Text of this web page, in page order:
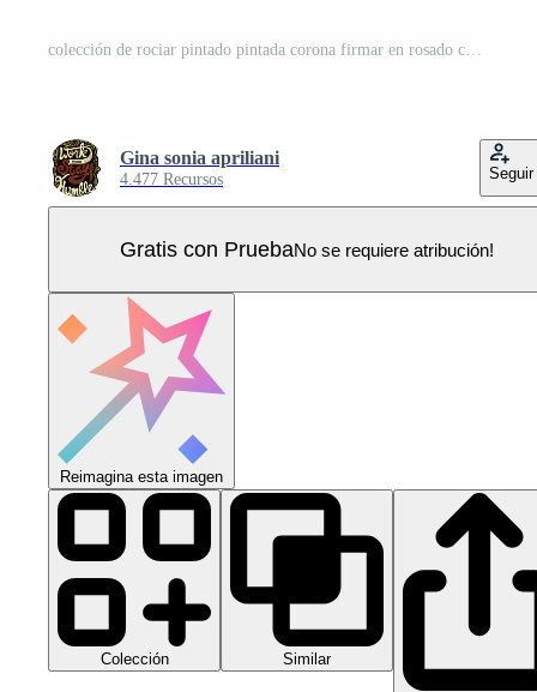
colección de rociar pintado pintada corona firmar en rosado color. corona goteo símbolo. aislado en blanco antecedentes. vector ilustración Vector Pro
Gina sonia apriliani
4.477 Recursos Seguir
Gratis con PruebaNo se requiere atribución!
Reimagina esta imagen
Colección Similar